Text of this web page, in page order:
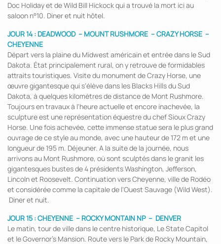
Doc Holiday et de Wild Bill Hickock qui a trouvé la mort ici au
saloon n°10. Diner et nuit hôtel.
JOUR 14 : DEADWOOD – MOUNT RUSHMORE – CRAZY HORSE –
CHEYENNE
Départ vers la plaine du Midwest américain et entrée dans le Sud
Dakota. État principalement rural, on y retrouve de formidables
attraits touristiques. Visite du monument de Crazy Horse, une
œuvre gigantesque qui s'élève dans les Blacks Hills du Sud
Dakota, à quelques kilomètres de distance de Mont Rushmore.
Toujours en travaux à l'heure actuelle et encore inachevée, la
sculpture est une représentation équestre du chef Sioux Crazy
Horse. Une fois achevée, cette immense statue sera le plus grand
ouvrage de ce style au monde, avec une hauteur de 172 m et une
longueur de 195 m. Déjeuner. A la suite de la journée, nous
arrivons au Mont Rushmore, où sont sculptés dans le granit les
gigantesques bustes de 4 présidents Washington, Jefferson,
Lincoln et Roosevelt. Continuation vers Cheyenne, ville de Rodéo
et considérée comme la capitale de l'Ouest Sauvage (Wild West).
Diner et nuit.
JOUR 15 :CHEYENNE – ROCKY MONTAIN NP – DENVER
Le matin, tour de ville dans le centre historique, Le State Capitol
et le Governor’s Mansion. Route vers le Park de Rocky Mountain,